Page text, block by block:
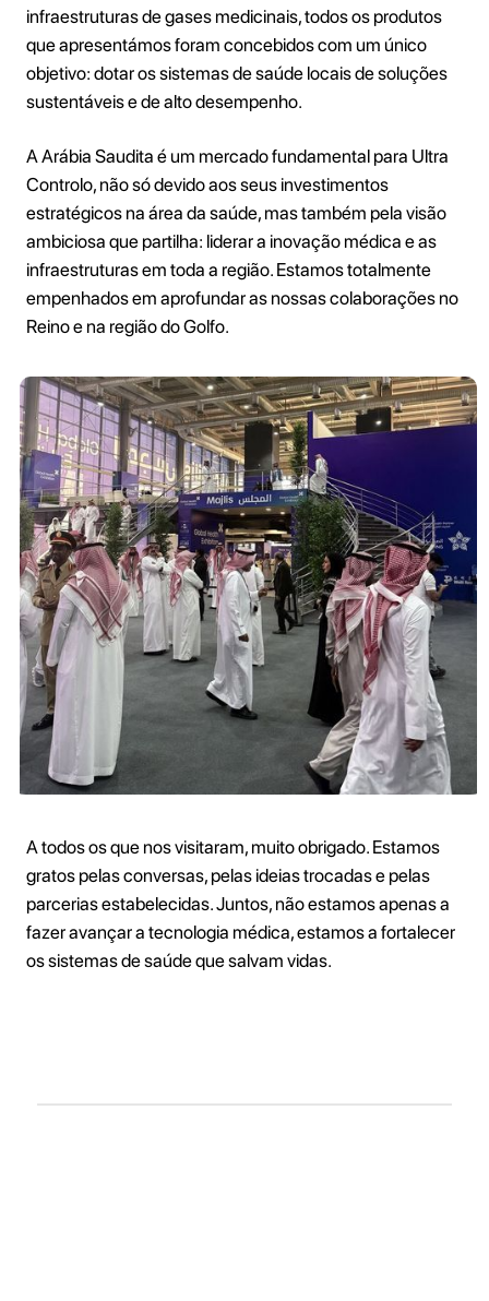
infraestruturas de gases medicinais, todos os produtos
que apresentámos foram concebidos com um único
objetivo: dotar os sistemas de saúde locais de soluções
sustentáveis e de alto desempenho.
A Arábia Saudita é um mercado fundamental para Ultra
Controlo, não só devido aos seus investimentos
estratégicos na área da saúde, mas também pela visão
ambiciosa que partilha: liderar a inovação médica e as
infraestruturas em toda a região. Estamos totalmente
empenhados em aprofundar as nossas colaborações no
Reino e na região do Golfo.
A todos os que nos visitaram, muito obrigado. Estamos
gratos pelas conversas, pelas ideias trocadas e pelas
parcerias estabelecidas. Juntos, não estamos apenas a
fazer avançar a tecnologia médica, estamos a fortalecer
os sistemas de saúde que salvam vidas.